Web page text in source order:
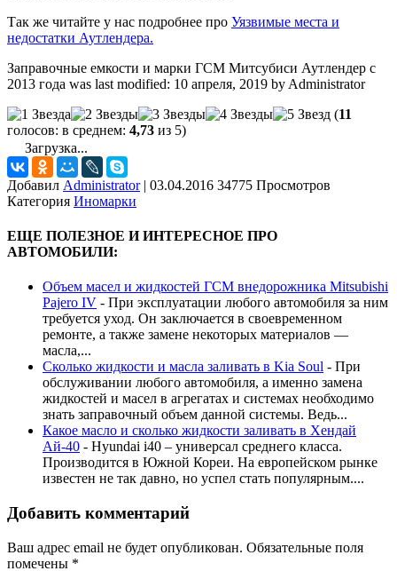
Так же читайте у нас подробнее про Уязвимые места и
недостатки Аутлендера.
Заправочные емкости и марки ГСМ Митсубиси Аутлендер с
2013 года was last modified: 10 апреля, 2019 by Administrator
(11
голосов: в среднем: 4,73 из 5)
Загрузка...
Добавил Administrator | 03.04.2016 34775 Просмотров
Категория Иномарки
ЕЩЕ ПОЛЕЗНОЕ И ИНТЕРЕСНОЕ ПРО
АВТОМОБИЛИ:
Объем масел и жидкостей ГСМ внедорожника Mitsubishi
Pajero IV - При эксплуатации любого автомобиля за ним
требуется уход. Он заключается в своевременном
ремонте, а также замене некоторых материалов —
масла,...
Сколько жидкости и масла заливать в Kia Soul - При
обслуживании любого автомобиля, а именно замена
жидкостей и масел в агрегатах и системах необходимо
знать заправочный объем данной системы. Ведь...
Какое масло и сколько жидкости заливать в Хендай
Ай-40 - Hyundai i40 – универсал среднего класса.
Производится в Южной Кореи. На европейском рынке
известен не так давно, но успел стать популярным....
Добавить комментарий
Ваш адрес email не будет опубликован. Обязательные поля
помечены *